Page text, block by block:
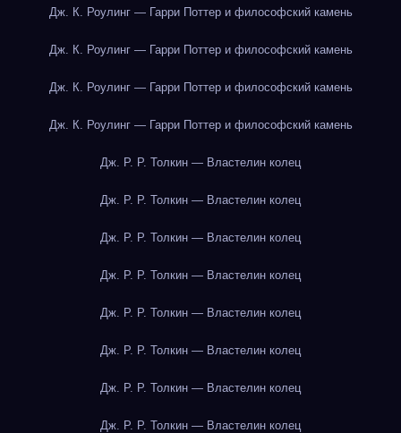
Дж. К. Роулинг — Гарри Поттер и философский камень
Дж. К. Роулинг — Гарри Поттер и философский камень
Дж. К. Роулинг — Гарри Поттер и философский камень
Дж. К. Роулинг — Гарри Поттер и философский камень
Дж. Р. Р. Толкин — Властелин колец
Дж. Р. Р. Толкин — Властелин колец
Дж. Р. Р. Толкин — Властелин колец
Дж. Р. Р. Толкин — Властелин колец
Дж. Р. Р. Толкин — Властелин колец
Дж. Р. Р. Толкин — Властелин колец
Дж. Р. Р. Толкин — Властелин колец
Дж. Р. Р. Толкин — Властелин колец